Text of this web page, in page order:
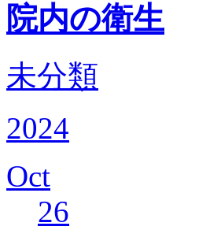
院内の衛生
未分類
2024
Oct
26